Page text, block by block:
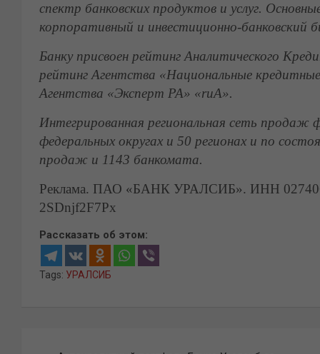
спектр банковских продуктов и услуг.
корпоративный и инвестиционно-банковский
Банку присвоен рейтинг Аналитического
рейтинг Агентства «Национальные
Агентства «Эксперт РА» «ruА».
Интегрированная региональная сеть продаж
федеральных округах и 50 регионах и по
продаж и 1 143 банкомата.
Реклама. ПАО «БАНК УРАЛСИБ». ИНН
2SDnjf2F7Px
Рассказать об этом:
Tags: УРАЛСИБ